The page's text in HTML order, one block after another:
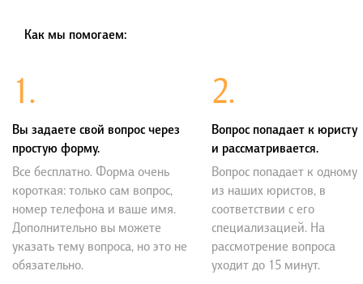
Как мы помогаем:
1.
Вы задаете свой вопрос через
простую форму.
Все бесплатно. Форма очень
короткая: только сам вопрос,
номер телефона и ваше имя.
Дополнительно вы можете
указать тему вопроса, но это не
обязательно.
2.
Вопрос попадает к юристу
и рассматривается.
Вопрос попадает к одному
из наших юристов, в
соответствии с его
специализацией. На
рассмотрение вопроса
уходит до 15 минут.